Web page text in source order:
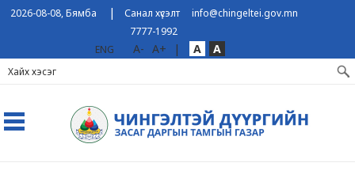
2026-08-08, Бямба | Санал хүсэлт
info@chingeltei.gov.mn
7777-1992
ENG
A- A+ | A A